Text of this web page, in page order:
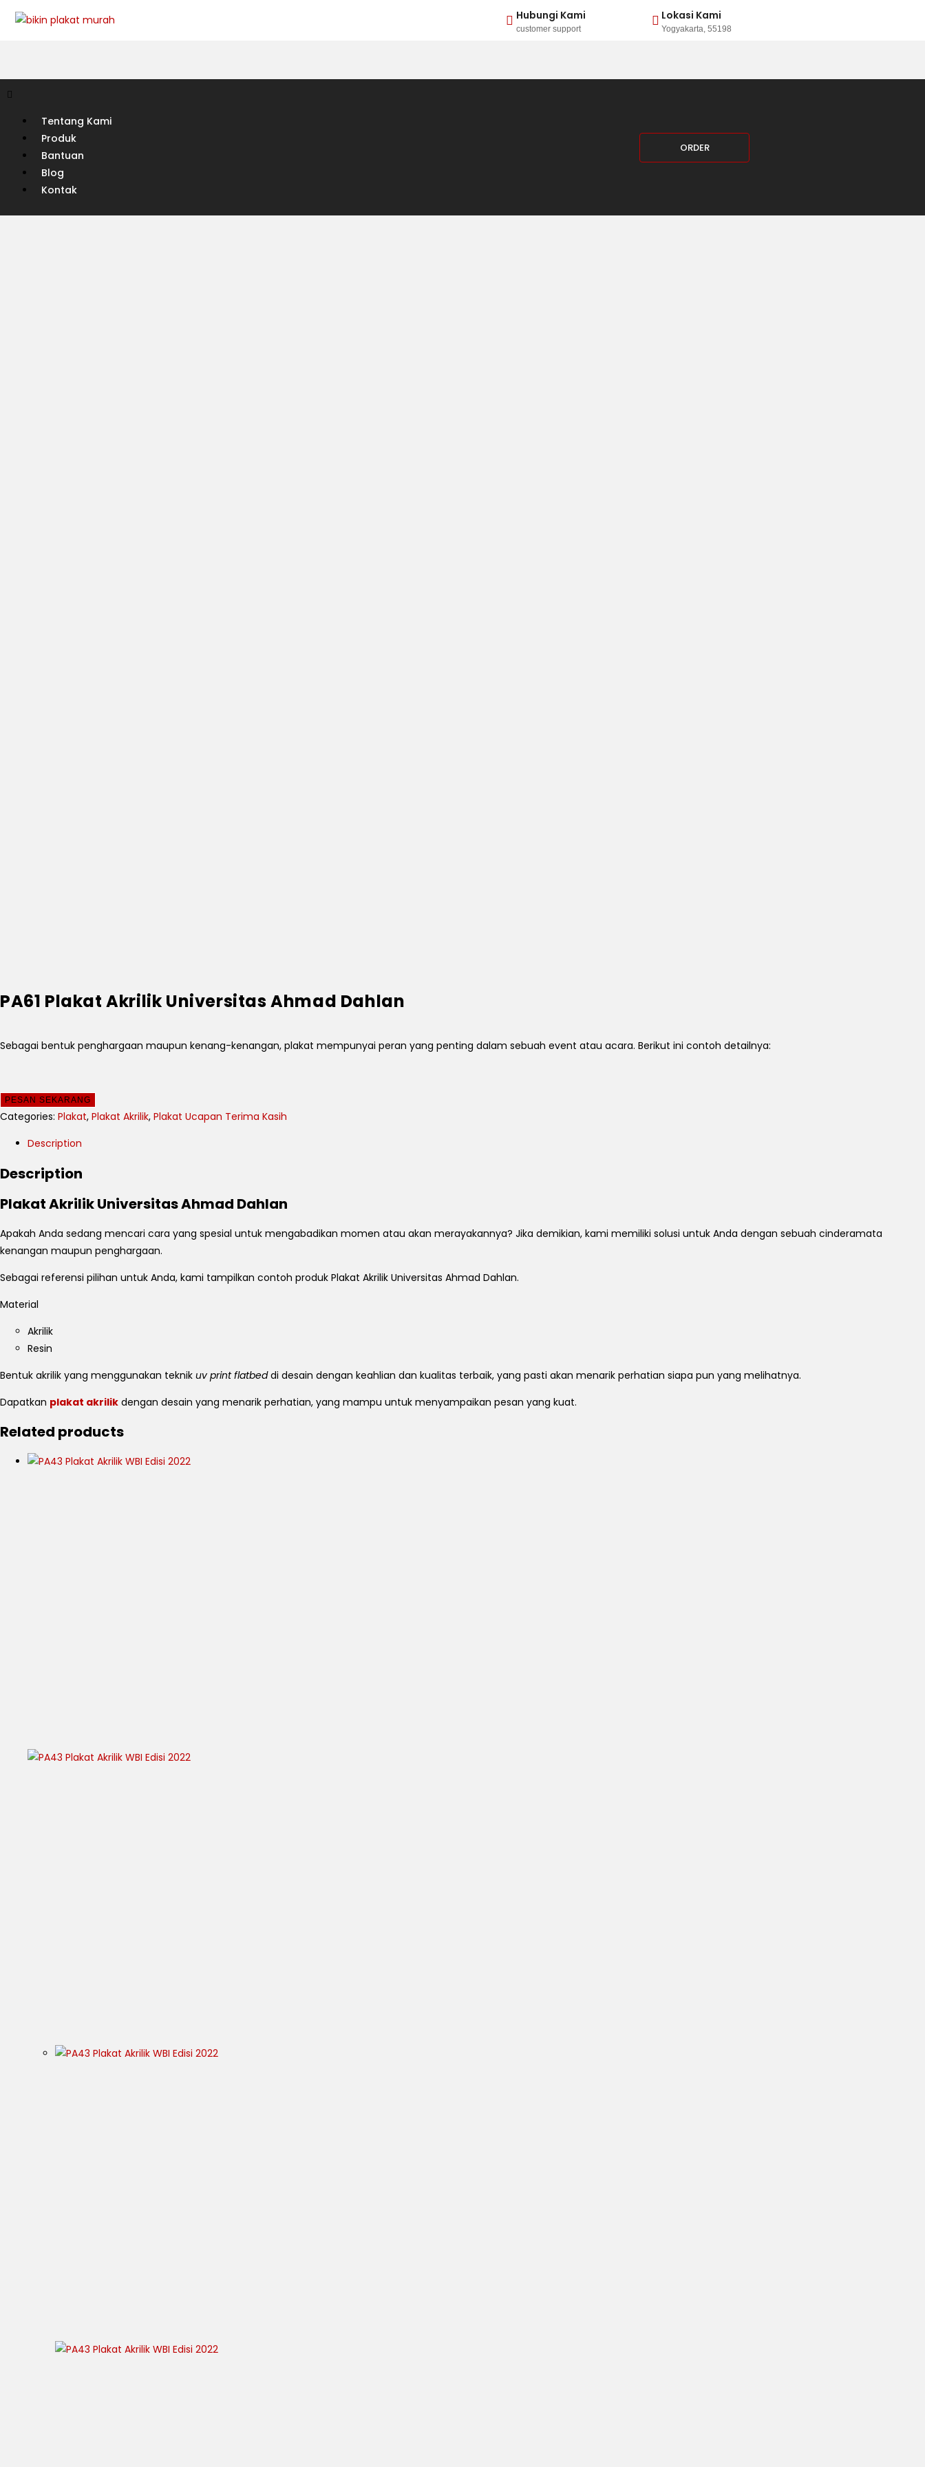
Hubungi Kami
customer support
Lokasi Kami
Yogyakarta, 55198
Tentang Kami
Produk
Bantuan
Blog
Kontak
ORDER
PA61 Plakat Akrilik Universitas Ahmad Dahlan
Sebagai bentuk penghargaan maupun kenang-kenangan, plakat mempunyai peran yang penting dalam sebuah event atau acara. Berikut ini contoh detailnya:
PESAN SEKARANG
Categories: Plakat, Plakat Akrilik, Plakat Ucapan Terima Kasih
Description
Description
Plakat Akrilik Universitas Ahmad Dahlan
Apakah Anda sedang mencari cara yang spesial untuk mengabadikan momen atau akan merayakannya? Jika demikian, kami memiliki solusi untuk Anda dengan sebuah cinderamata
kenangan maupun penghargaan.
Sebagai referensi pilihan untuk Anda, kami tampilkan contoh produk Plakat Akrilik Universitas Ahmad Dahlan.
Material
Akrilik
Resin
Bentuk akrilik yang menggunakan teknik uv print flatbeddi desain dengan keahlian dan kualitas terbaik, yang pasti akan menarik perhatian siapa pun yang melihatnya.
Dapatkan plakat akrilik dengan desain yang menarik perhatian, yang mampu untuk menyampaikan pesan yang kuat.
Related products